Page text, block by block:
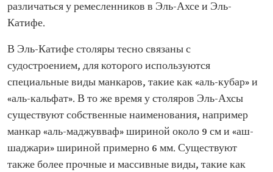
различаться у ремесленников в Эль-Ахсе и Эль-
Катифе.
В Эль-Катифе столяры тесно связаны с
судостроением, для которого используются
специальные виды манкаров, такие как «аль-кубар» и
«аль-кальфат». В то же время у столяров Эль-Ахсы
существуют собственные наименования, например
манкар «аль-маджувваф» шириной около 9 см и «аш-
шаджари» шириной примерно 6 мм. Существуют
также более прочные и массивные виды, такие как